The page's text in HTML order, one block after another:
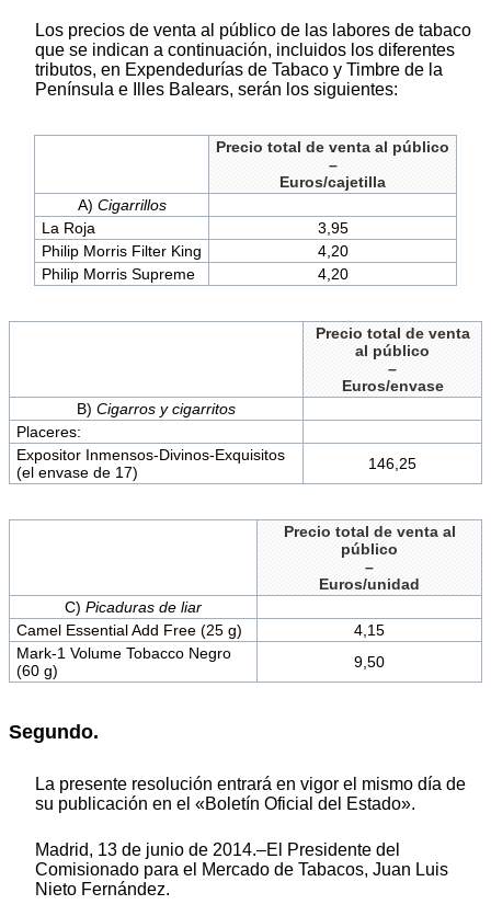
Los precios de venta al público de las labores de tabaco
que se indican a continuación, incluidos los diferentes
tributos, en Expendedurías de Tabaco y Timbre de la
Península e Illes Balears, serán los siguientes:
Precio total de venta al público
–
Euros/cajetilla
A) Cigarrillos
La Roja
3,95
Philip Morris Filter King
4,20
Philip Morris Supreme
4,20
Precio total de venta
al público
–
Euros/envase
B) Cigarros y cigarritos
Placeres:
Expositor Inmensos-Divinos-Exquisitos
(el envase de 17)
146,25
Precio total de venta al
público
–
Euros/unidad
C) Picaduras de liar
Camel Essential Add Free (25 g)
4,15
Mark-1 Volume Tobacco Negro
(60 g)
9,50
Segundo.
La presente resolución entrará en vigor el mismo día de
su publicación en el «Boletín Oficial del Estado».
Madrid, 13 de junio de 2014.–El Presidente del
Comisionado para el Mercado de Tabacos, Juan Luis
Nieto Fernández.